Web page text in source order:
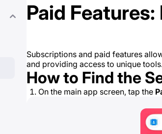
Paid Features:
Subscriptions and paid features
and providing access to unique
How to Find the
On the main app screen, tap the